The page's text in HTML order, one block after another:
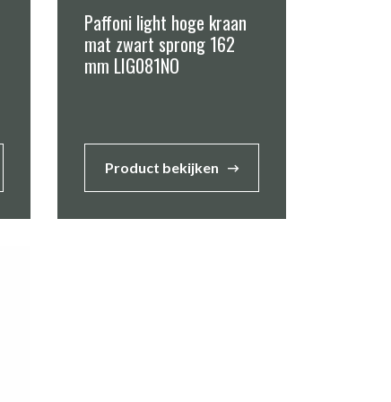
Paffoni light hoge kraan
mat zwart sprong 162
mm LIG081NO
Product bekijken